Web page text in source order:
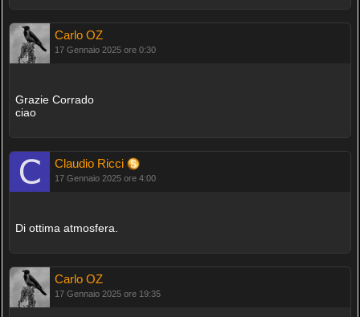
Carlo OZ
17 Gennaio 2025 ore 0:30
Grazie Corrado
ciao
Claudio Ricci
17 Gennaio 2025 ore 4:00
Di ottima atmosfera.
Carlo OZ
17 Gennaio 2025 ore 19:35